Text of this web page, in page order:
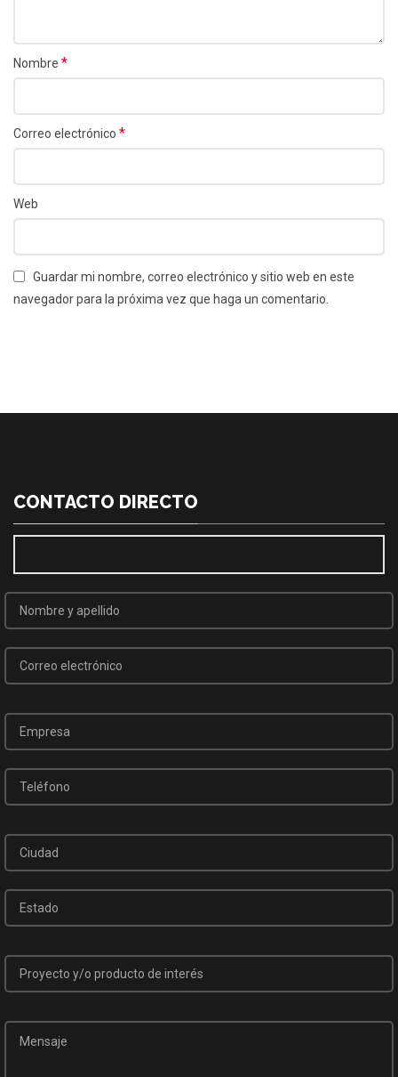
Nombre *
Correo electrónico *
Web
Guardar mi nombre, correo electrónico y sitio web en este
navegador para la próxima vez que haga un comentario.
CONTACTO DIRECTO